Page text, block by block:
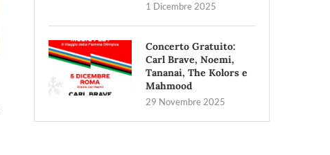
1 Dicembre 2025
Concerto Gratuito:
Carl Brave, Noemi,
Tananai, The Kolors e
Mahmood
29 Novembre 2025